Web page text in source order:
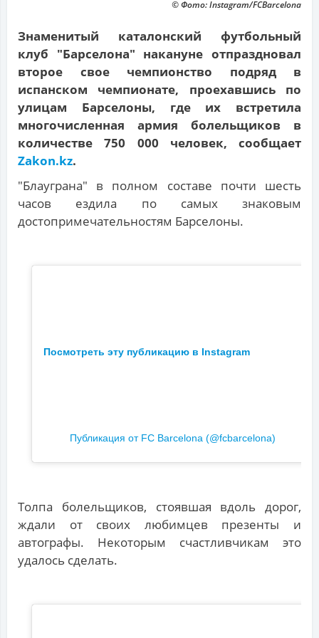
© Фото: Instagram/FCBarcelona
Знаменитый каталонский футбольный
клуб "Барселона" накануне отпраздновал
второе свое чемпионство подряд в
испанском чемпионате, проехавшись по
улицам Барселоны, где их встретила
многочисленная армия болельщиков в
количестве 750 000 человек, сообщает
Zakon.kz.
"Блауграна" в полном составе почти шесть
часов ездила по самых знаковым
достопримечательностям Барселоны.
Посмотреть эту публикацию в Instagram
Публикация от FC Barcelona (@fcbarcelona)
Толпа болельщиков, стоявшая вдоль дорог,
ждали от своих любимцев презенты и
автографы. Некоторым счастливчикам это
удалось сделать.